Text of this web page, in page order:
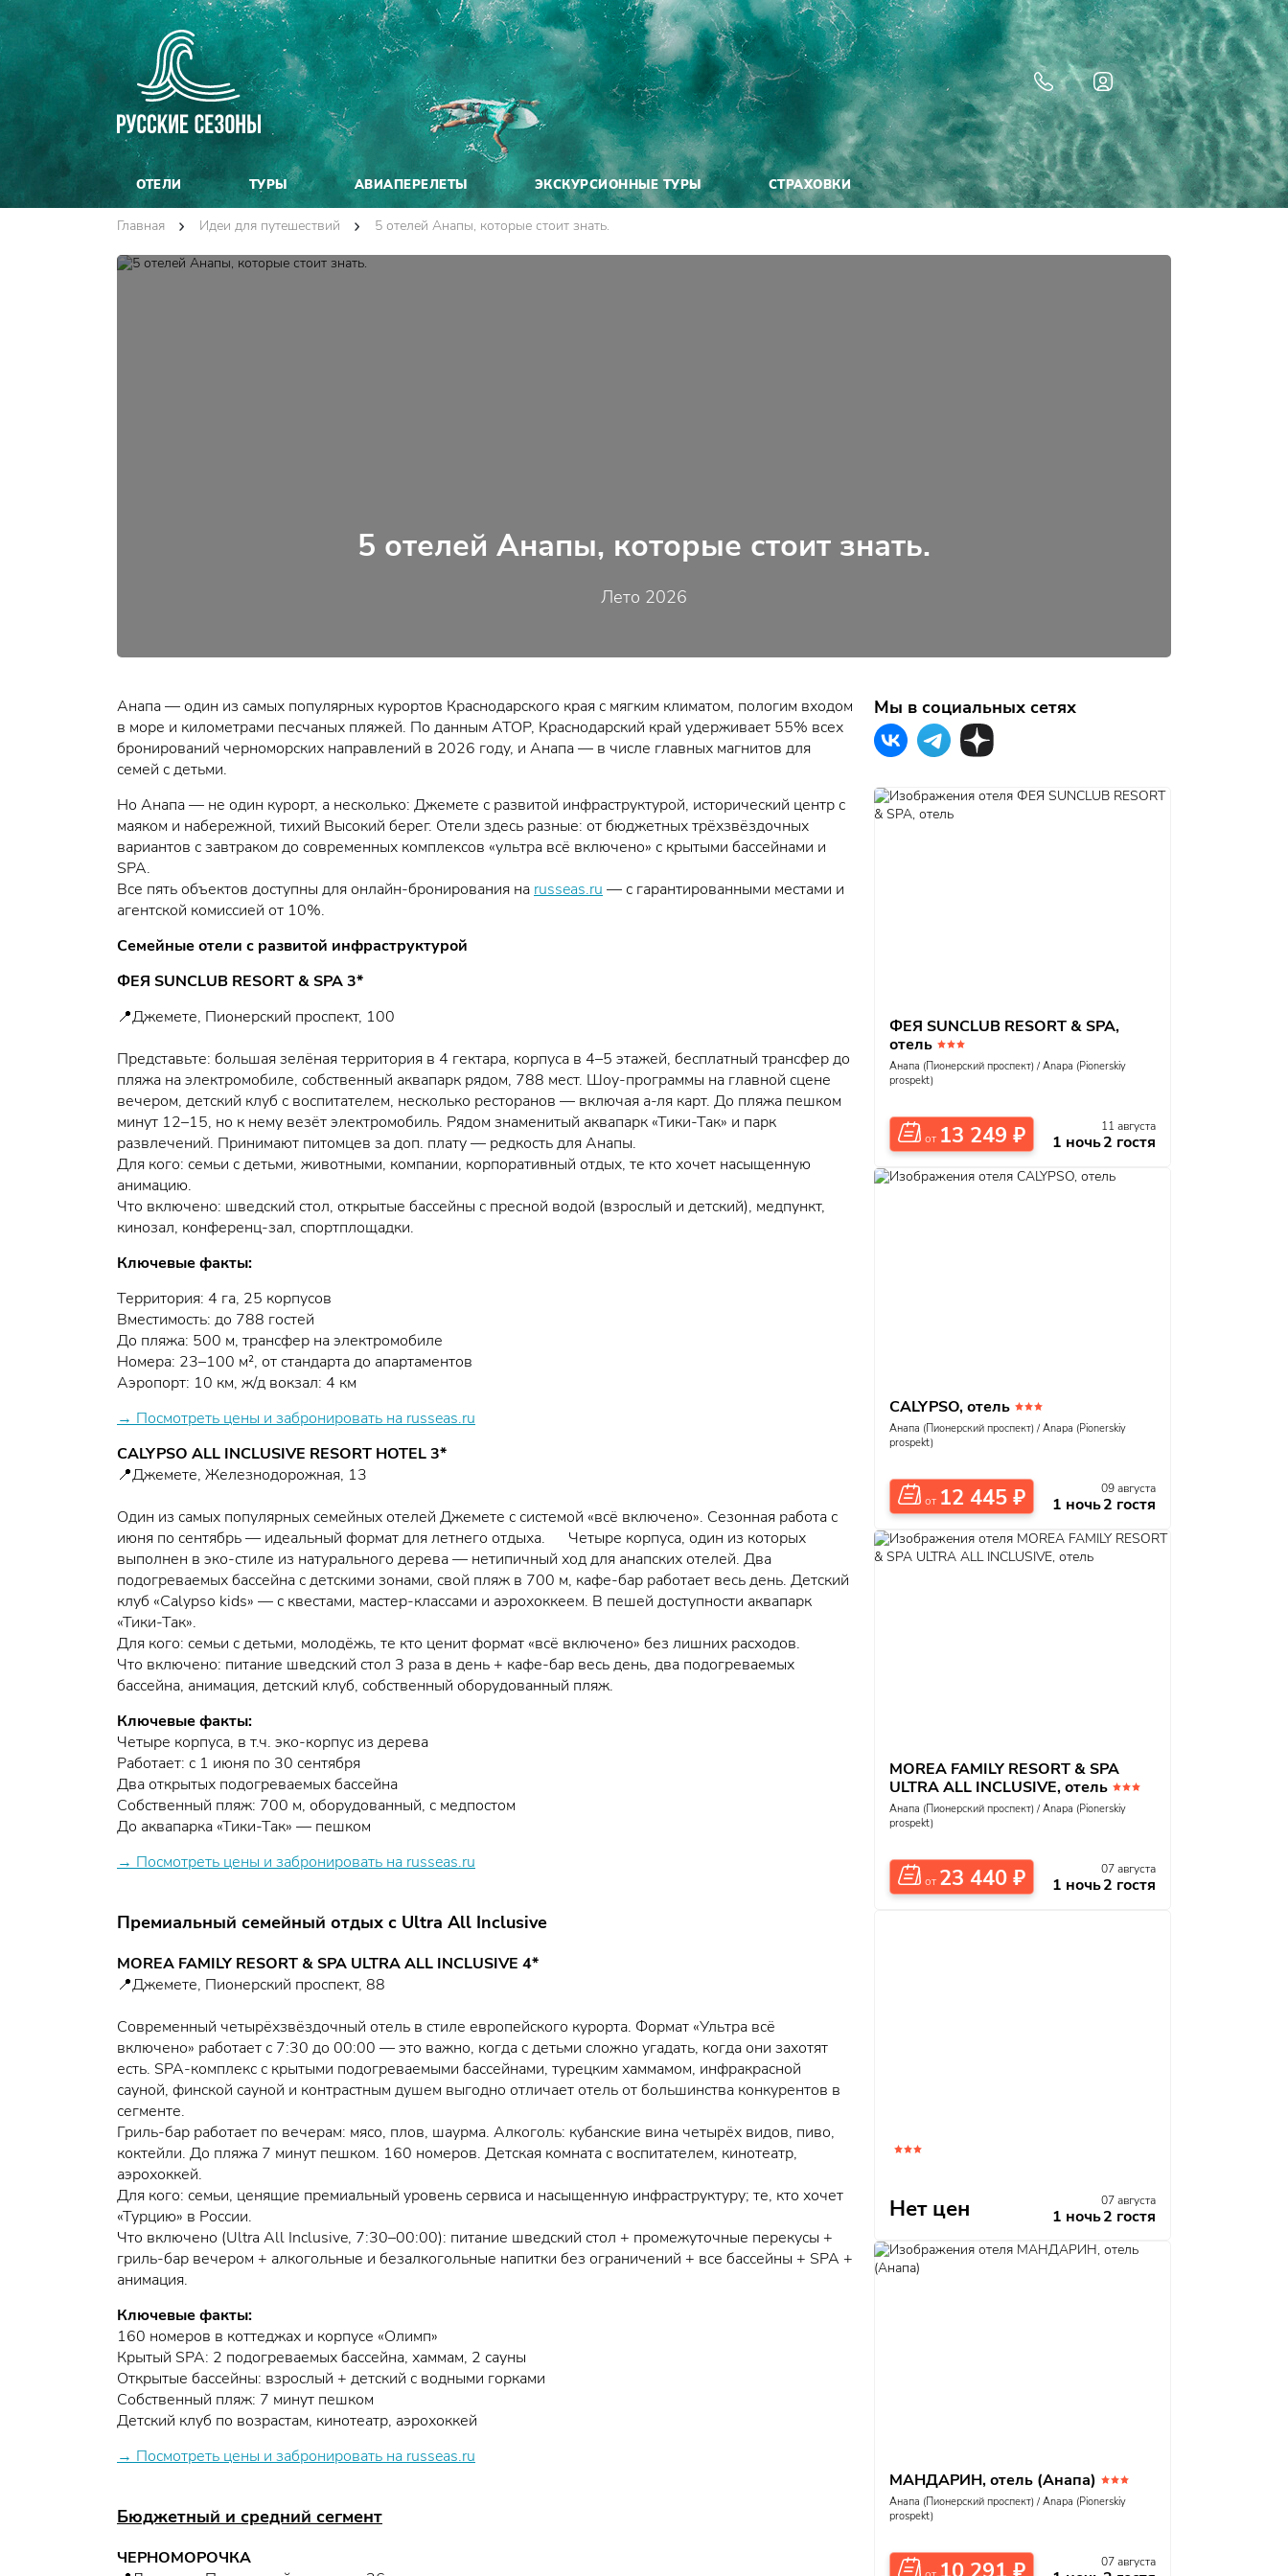
ОТЕЛИ ТУРЫ АВИАПЕРЕЛЕТЫ ЭКСКУРСИОННЫЕ ТУРЫ СТРАХОВКИ
Главная Идеи для путешествий 5 отелей Анапы, которые стоит знать.
5 отелей Анапы, которые стоит знать.
Лето 2026
Анапа — один из самых популярных курортов Краснодарского края с мягким климатом, пологим входом
в море и километрами песчаных пляжей. По данным АТОР, Краснодарский край удерживает 55% всех
бронирований черноморских направлений в 2026 году, и Анапа — в числе главных магнитов для
семей с детьми.
Но Анапа — не один курорт, а несколько: Джемете с развитой инфраструктурой, исторический центр с
маяком и набережной, тихий Высокий берег. Отели здесь разные: от бюджетных трёхзвёздочных
вариантов с завтраком до современных комплексов «ультра всё включено» с крытыми бассейнами и
SPA.
Все пять объектов доступны для онлайн-бронирования на russeas.ru — с гарантированными местами и
агентской комиссией от 10%.
Семейные отели с развитой инфраструктурой
ФЕЯ SUNCLUB RESORT & SPA 3*
📍Джемете, Пионерский проспект, 100
Представьте: большая зелёная территория в 4 гектара, корпуса в 4–5 этажей, бесплатный трансфер до
пляжа на электромобиле, собственный аквапарк рядом, 788 мест. Шоу-программы на главной сцене
вечером, детский клуб с воспитателем, несколько ресторанов — включая а-ля карт. До пляжа пешком
минут 12–15, но к нему везёт электромобиль. Рядом знаменитый аквапарк «Тики-Так» и парк
развлечений. Принимают питомцев за доп. плату — редкость для Анапы.
Для кого: семьи с детьми, животными, компании, корпоративный отдых, те кто хочет насыщенную
анимацию.
Что включено: шведский стол, открытые бассейны с пресной водой (взрослый и детский), медпункт,
кинозал, конференц-зал, спортплощадки.
Ключевые факты:
Территория: 4 га, 25 корпусов
Вместимость: до 788 гостей
До пляжа: 500 м, трансфер на электромобиле
Номера: 23–100 м², от стандарта до апартаментов
Аэропорт: 10 км, ж/д вокзал: 4 км
→ Посмотреть цены и забронировать на russeas.ru
CALYPSO ALL INCLUSIVE RESORT HOTEL 3*
📍Джемете, Железнодорожная, 13
Один из самых популярных семейных отелей Джемете с системой «всё включено». Сезонная работа с
июня по сентябрь — идеальный формат для летнего отдыха. Четыре корпуса, один из которых
выполнен в эко-стиле из натурального дерева — нетипичный ход для анапских отелей. Два
подогреваемых бассейна с детскими зонами, свой пляж в 700 м, кафе-бар работает весь день. Детский
клуб «Calypso kids» — с квестами, мастер-классами и аэрохоккеем. В пешей доступности аквапарк
«Тики-Так».
Для кого: семьи с детьми, молодёжь, те кто ценит формат «всё включено» без лишних расходов.
Что включено: питание шведский стол 3 раза в день + кафе-бар весь день, два подогреваемых
бассейна, анимация, детский клуб, собственный оборудованный пляж.
Ключевые факты:
Четыре корпуса, в т.ч. эко-корпус из дерева
Работает: с 1 июня по 30 сентября
Два открытых подогреваемых бассейна
Собственный пляж: 700 м, оборудованный, с медпостом
До аквапарка «Тики-Так» — пешком
→ Посмотреть цены и забронировать на russeas.ru
Премиальный семейный отдых с Ultra All Inclusive
MOREA FAMILY RESORT & SPA ULTRA ALL INCLUSIVE 4*
📍Джемете, Пионерский проспект, 88
Современный четырёхзвёздочный отель в стиле европейского курорта. Формат «Ультра всё
включено» работает с 7:30 до 00:00 — это важно, когда с детьми сложно угадать, когда они захотят
есть. SPA-комплекс с крытыми подогреваемыми бассейнами, турецким хаммамом, инфракрасной
сауной, финской сауной и контрастным душем выгодно отличает отель от большинства конкурентов в
сегменте.
Гриль-бар работает по вечерам: мясо, плов, шаурма. Алкоголь: кубанские вина четырёх видов, пиво,
коктейли. До пляжа 7 минут пешком. 160 номеров. Детская комната с воспитателем, кинотеатр,
аэрохоккей.
Для кого: семьи, ценящие премиальный уровень сервиса и насыщенную инфраструктуру; те, кто хочет
«Турцию» в России.
Что включено (Ultra All Inclusive, 7:30–00:00): питание шведский стол + промежуточные перекусы +
гриль-бар вечером + алкогольные и безалкогольные напитки без ограничений + все бассейны + SPA +
анимация.
Ключевые факты:
160 номеров в коттеджах и корпусе «Олимп»
Крытый SPA: 2 подогреваемых бассейна, хаммам, 2 сауны
Открытые бассейны: взрослый + детский с водными горками
Собственный пляж: 7 минут пешком
Детский клуб по возрастам, кинотеатр, аэрохоккей
→ Посмотреть цены и забронировать на russeas.ru
Бюджетный и средний сегмент
ЧЕРНОМОРОЧКА
Мы в социальных сетях
ФЕЯ SUNCLUB RESORT & SPA,
отель
Анапа (Пионерский проспект) / Anapa (Pionerskiy
prospekt)
от 13 249 ₽ 11 августа
1 ночь2 гостя
CALYPSO, отель
Анапа (Пионерский проспект) / Anapa (Pionerskiy
prospekt)
от 12 445 ₽ 09 августа
1 ночь2 гостя
MOREA FAMILY RESORT & SPA
ULTRA ALL INCLUSIVE, отель
Анапа (Пионерский проспект) / Anapa (Pionerskiy
prospekt)
от 23 440 ₽ 07 августа
1 ночь2 гостя
Нет цен 07 августа
1 ночь2 гостя
МАНДАРИН, отель (Анапа)
Анапа (Пионерский проспект) / Anapa (Pionerskiy
prospekt)
07 августа